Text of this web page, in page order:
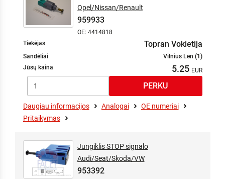
Opel/Nissan/Renault
959933
OE: 4414818
Tiekėjas
Topran Vokietija
Sandėliai
Vilnius Len (1)
Jūsų kaina
5.25
Daugiau informacijos Analogai
OE numeriai
Pritaikymas
Jungiklis STOP signalo
Audi/Seat/Skoda/VW
953392